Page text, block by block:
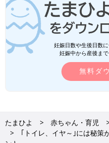
妊娠日数や生後日数
妊娠中から産後ま
無料ダ
たまひよ 赤ちゃん・育児
｢トイレ、イヤ～｣には秘